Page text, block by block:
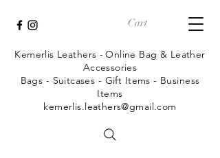
Cart
Kemerlis Leathers - Online Bag & Leather
Accessories
Bags - Suitcases - Gift Items - Business
Items
kemerlis.leathers@gmail.com